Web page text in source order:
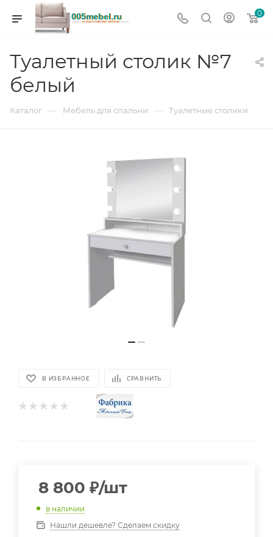
0
Туалетный столик №7
белый
Каталог — Мебель для спальни — Туалетные столики
В ИЗБРАННОЕ СРАВНИТЬ
8 800 ₽/шт
в наличии
Нашли дешевле? Сделаем скидку